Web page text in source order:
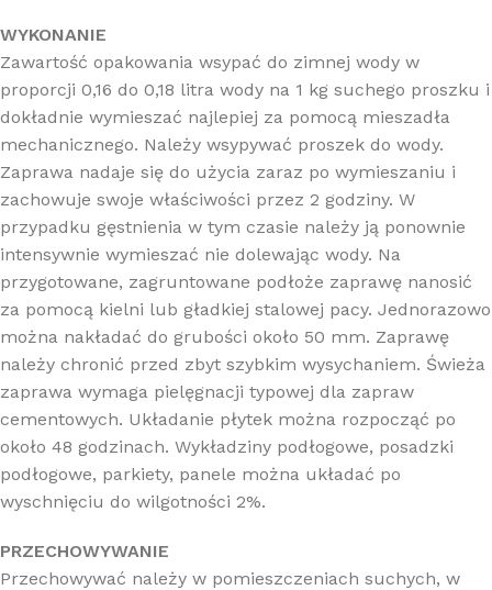
WYKONANIE
Zawartość opakowania wsypać do zimnej wody w
proporcji 0,16 do 0,18 litra wody na 1 kg suchego proszku i
dokładnie wymieszać najlepiej za pomocą mieszadła
mechanicznego. Należy wsypywać proszek do wody.
Zaprawa nadaje się do użycia zaraz po wymieszaniu i
zachowuje swoje właściwości przez 2 godziny. W
przypadku gęstnienia w tym czasie należy ją ponownie
intensywnie wymieszać nie dolewając wody. Na
przygotowane, zagruntowane podłoże zaprawę nanosić
za pomocą kielni lub gładkiej stalowej pacy. Jednorazowo
można nakładać do grubości około 50 mm. Zaprawę
należy chronić przed zbyt szybkim wysychaniem. Świeża
zaprawa wymaga pielęgnacji typowej dla zapraw
cementowych. Układanie płytek można rozpocząć po
około 48 godzinach. Wykładziny podłogowe, posadzki
podłogowe, parkiety, panele można układać po
wyschnięciu do wilgotności 2%.
PRZECHOWYWANIE
Przechowywać należy w pomieszczeniach suchych, w